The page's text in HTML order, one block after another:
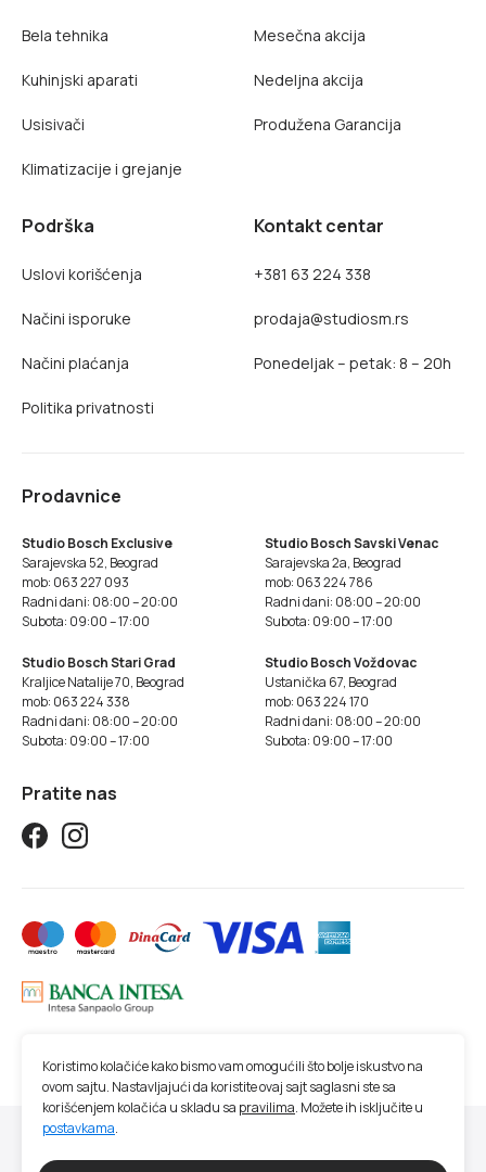
Bela tehnika
Kuhinjski aparati
Usisivači
Klimatizacije i grejanje
Mesečna akcija
Nedeljna akcija
Produžena Garancija
Podrška
Uslovi korišćenja
Načini isporuke
Načini plaćanja
Politika privatnosti
Kontakt centar
+381 63 224 338
prodaja@studiosm.rs
Ponedeljak – petak: 8 – 20h
Prodavnice
Studio Bosch Exclusive
Sarajevska 52, Beograd
mob: 063 227 093
Radni dani: 08:00 – 20:00
Subota: 09:00 – 17:00
Studio Bosch Savski Venac
Sarajevska 2a, Beograd
mob: 063 224 786
Radni dani: 08:00 – 20:00
Subota: 09:00 – 17:00
Studio Bosch Stari Grad
Kraljice Natalije 70, Beograd
mob: 063 224 338
Radni dani: 08:00 – 20:00
Subota: 09:00 – 17:00
Studio Bosch Voždovac
Ustanička 67, Beograd
mob: 063 224 170
Radni dani: 08:00 – 20:00
Subota: 09:00 – 17:00
Pratite nas
Koristimo kolačiće kako bismo vam omogućili što bolje iskustvo na
ovom sajtu. Nastavljajući da koristite ovaj sajt saglasni ste sa
korišćenjem kolačića u skladu sa pravilima. Možete ih isključite u
postavkama.